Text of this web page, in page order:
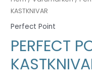
KASTKNIVAR
Perfect Point
PERFECT